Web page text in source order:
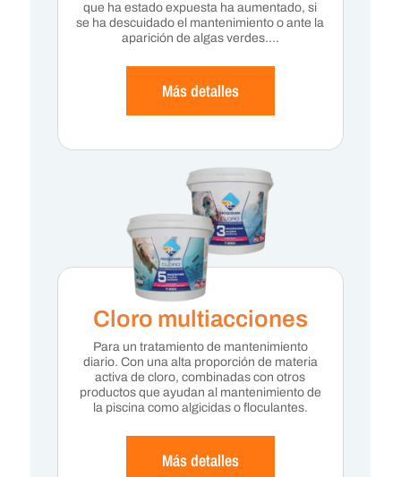
que ha estado expuesta ha aumentado, si
se ha descuidado el mantenimiento o ante la
aparición de algas verdes….
Más detalles
Cloro multiacciones
Para un tratamiento de mantenimiento
diario. Con una alta proporción de materia
activa de cloro, combinadas con otros
productos que ayudan al mantenimiento de
la piscina como algicidas o floculantes.
Más detalles